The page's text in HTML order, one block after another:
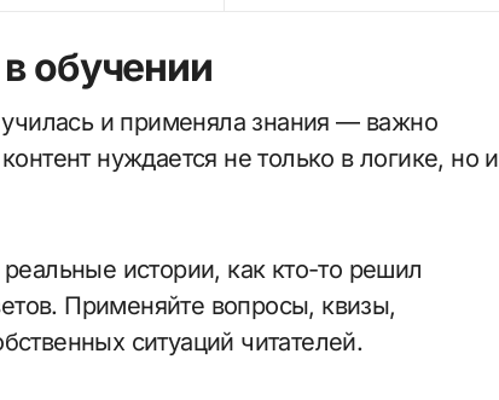
обучении
и применяла знания — важно
нуждается не только в логике, но и
истории, как кто-то решил
Применяйте вопросы, квизы,
ситуаций читателей.